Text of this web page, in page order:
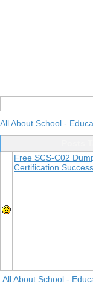
All About School -
Free SCS-C02
Certification Success
All About School -